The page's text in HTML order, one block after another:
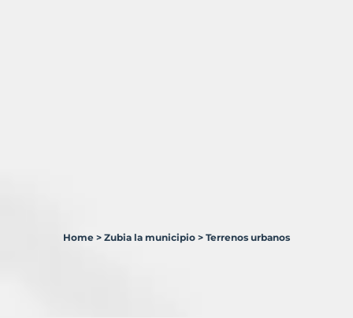
Home > Zubia la municipio > Terrenos urbanos